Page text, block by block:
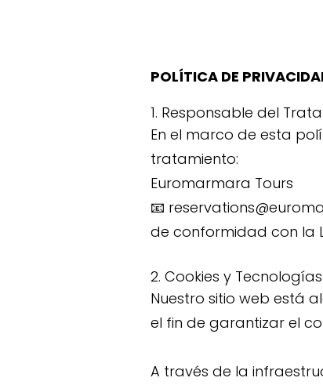
POLÍTICA DE
1. Responsable del
En el marco de esta
tratamiento:
Euromarmara Tours
📧
de conformidad con la
2. Cookies y
Nuestro sitio web está
el fin de garantizar el
A través de la